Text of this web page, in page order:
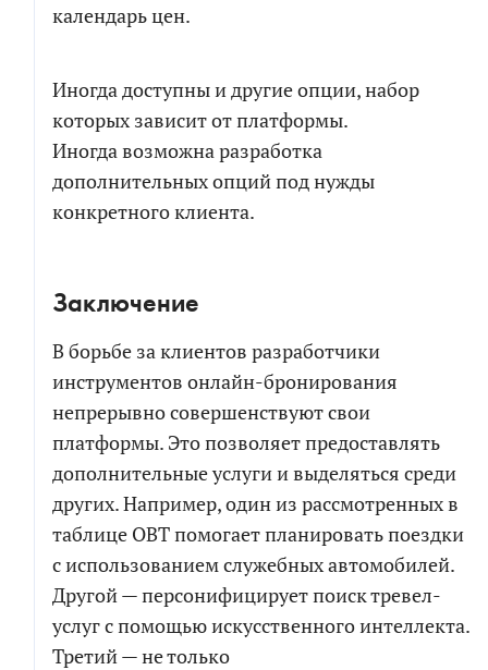
календарь цен.
Иногда доступны и другие опции, набор
которых зависит от платформы.
Иногда возможна разработка
дополнительных опций под нужды
конкретного клиента.
Заключение
В борьбе за клиентов разработчики
инструментов онлайн-бронирования
непрерывно совершенствуют свои
платформы. Это позволяет предоставлять
дополнительные услуги и выделяться среди
других. Например, один из рассмотренных в
таблице OBT помогает планировать поездки
с использованием служебных автомобилей.
Другой — персонифицирует поиск тревел-
услуг с помощью искусственного интеллекта.
Третий — не только